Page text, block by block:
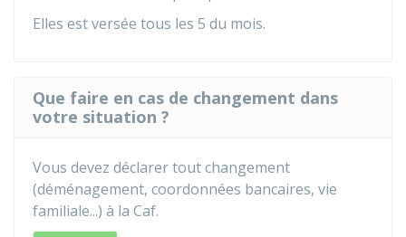
Elles est versée tous les 5 du mois.
Que faire en cas de changement dans
votre situation ?
Vous devez déclarer tout changement
(déménagement, coordonnées bancaires, vie
familiale...) à la Caf.